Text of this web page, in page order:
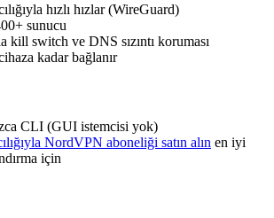
hızlı hızlar (WireGuard)
sunucu
kill switch ve DNS sızıntı koruması
kadar bağlanır
CLI (GUI istemcisi yok)
NordVPN aboneliği satın alın en iyi
için